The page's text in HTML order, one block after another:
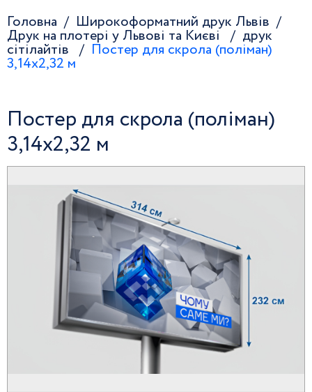
Головна
Широкоформатний друк Львів
Друк на плотері у Львові та Києві
друк
сітілайтів
Постер для скрола (поліман)
3,14х2,32 м
Постер для скрола (поліман)
3,14х2,32 м